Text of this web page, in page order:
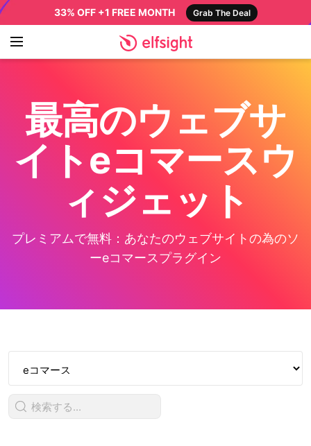
33% OFF +1 FREE MONTH Grab The Deal
最高のウェブサ
イトeコマースウ
ィジェット
プレミアムで無料：あなたのウェブサイトの為のソ
ーeコマースプラグイン